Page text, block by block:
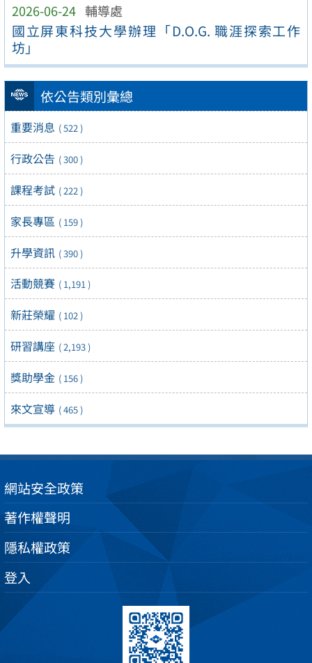
2026-06-24 輔導處
國立屏東科技大學辦理「D.O.G. 職涯探索工作
坊」
依公告類別彙總
重要消息 ( 522 )
行政公告 ( 300 )
課程考試 ( 222 )
家長專區 ( 159 )
升學資訊 ( 390 )
活動競賽 ( 1,191 )
新莊榮耀 ( 102 )
研習講座 ( 2,193 )
獎助學金 ( 156 )
來文宣導 ( 465 )
網站安全政策
著作權聲明
隱私權政策
登入